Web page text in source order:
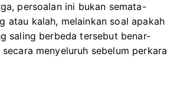
persoalan ini bukan semata-
atau kalah, melainkan soal apakah
saling berbeda tersebut benar-
menyeluruh sebelum perkara